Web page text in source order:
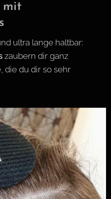
mit
ultra lange haltbar:
zaubern dir ganz
die du dir so sehr